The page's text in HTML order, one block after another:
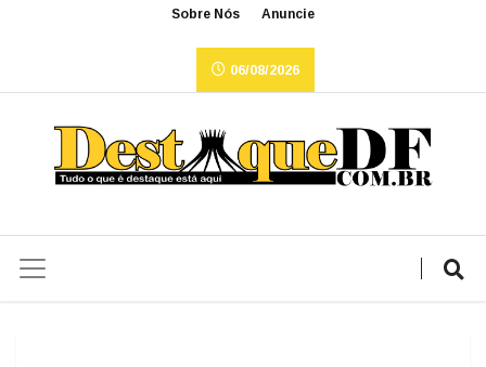
Sobre Nós Anuncie
06/08/2026